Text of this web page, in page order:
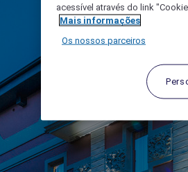
acessível através do link
Mais informações
Os nossos parceiros